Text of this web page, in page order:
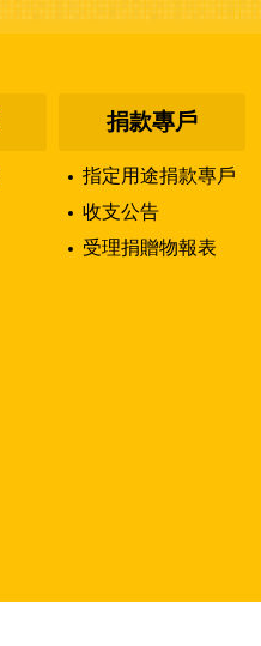
捐款專戶
指定用途捐款專戶
收支公告
受理捐贈物報表